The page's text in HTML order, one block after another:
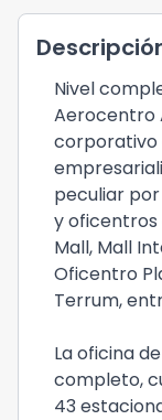
Nivel
Aerocentro
corporativo
peculiar
y
Mall, Mall
Oficentro
Terrum,
La oficina
completo,
43